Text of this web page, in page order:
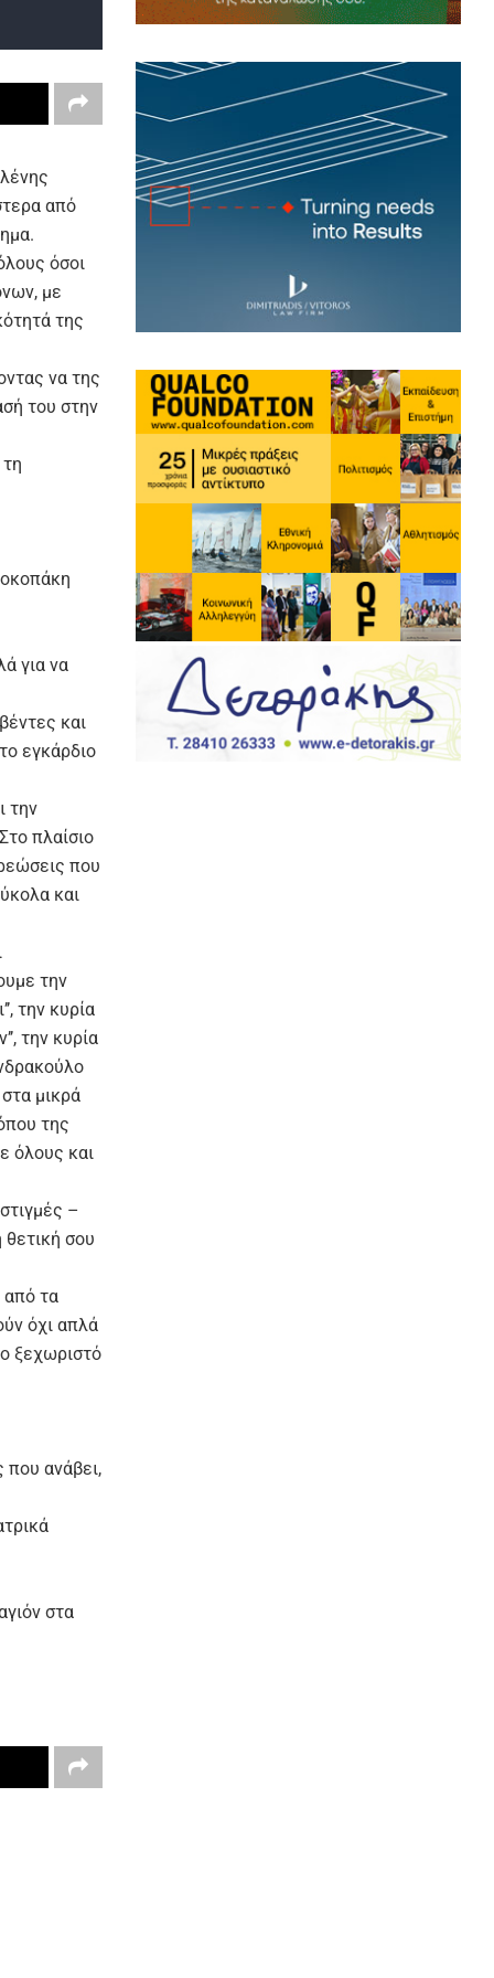
από
όσοι
με
της
να της
του στην
για να
και
εγκάρδιο
την
πλαίσιο
που
και
την
την κυρία
την κυρία
μικρά
της
όλους και
–
σου
από τα
όχι απλά
ξεχωριστό
ανάβει,
στα